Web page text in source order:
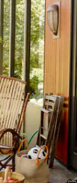
ou en